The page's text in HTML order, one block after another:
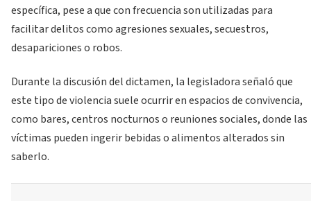
específica, pese a que con frecuencia son utilizadas para
facilitar delitos como agresiones sexuales, secuestros,
desapariciones o robos.
Durante la discusión del dictamen, la legisladora señaló que
este tipo de violencia suele ocurrir en espacios de convivencia,
como bares, centros nocturnos o reuniones sociales, donde las
víctimas pueden ingerir bebidas o alimentos alterados sin
saberlo.